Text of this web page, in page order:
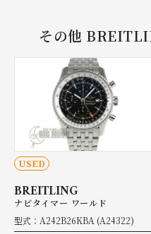
その他
USED
BREITLING
ナビタイマー ワールド
型式：A242B26KBA (A24322)